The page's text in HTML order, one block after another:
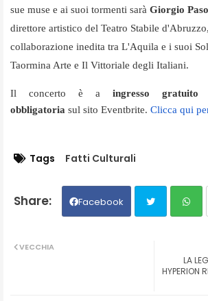
sue muse e ai suoi tormenti sarà Giorgio
direttore artistico del Teatro Stabile
collaborazione inedita tra L'Aquila e i suoi
Taormina Arte e Il Vittoriale degli Italiani.
Il concerto è a ingresso gratuito
obbligatoria sul sito Eventbrite. Clicca qui
Tags Fatti Culturali
Facebook
ats
LA
HYPERION
VECCHIA